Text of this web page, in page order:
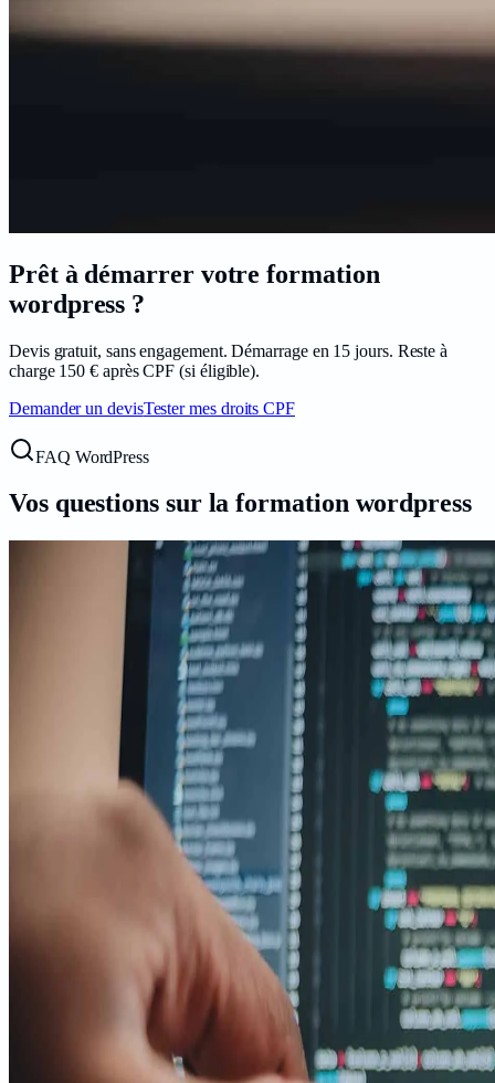
Prêt à démarrer votre formation
wordpress ?
Devis gratuit, sans engagement. Démarrage en 15 jours. Reste à
charge 150 € après CPF (si éligible).
Demander un devisTester mes droits CPF
FAQ WordPress
Vos questions sur la formation wordpress